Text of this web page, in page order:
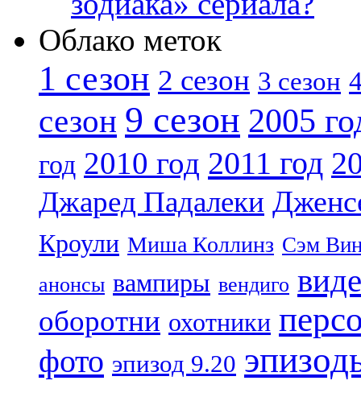
Облако меток
1 сезон 2 сезон 3 сезон
сезон 9 сезон 2005
год 2010 год 2011 год
Джаред Падалеки
Кроули Миша Коллинз Сэм
анонсы вампиры вендиго
оборотни охотники
фото эпизод 9.20